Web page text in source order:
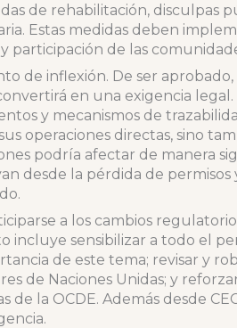
de rehabilitación, disculpas
Estas medidas deben
de las
de inflexión. De ser aprobado,
en una exigencia legal.
y mecanismos de
operaciones directas, sino
podría afectar de manera
desde la pérdida de permisos
a los cambios
incluye sensibilizar a todo el
de este tema; revisar y
de Naciones Unidas; y
la OCDE. Además desde